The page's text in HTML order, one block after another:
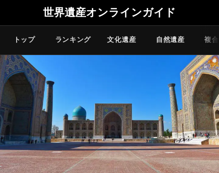
世界遺産オンラインガイド
トップ ランキング 文化遺産 自然遺産 複